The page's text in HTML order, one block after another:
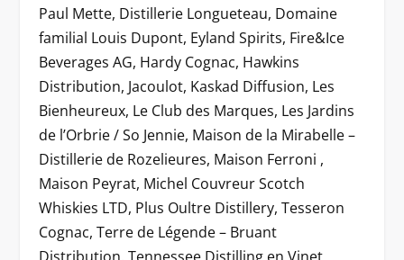
Paul Mette, Distillerie Longueteau, Domaine
familial Louis Dupont, Eyland Spirits, Fire&Ice
Beverages AG, Hardy Cognac, Hawkins
Distribution, Jacoulot, Kaskad Diffusion, Les
Bienheureux, Le Club des Marques, Les Jardins
de l’Orbrie / So Jennie, Maison de la Mirabelle –
Distillerie de Rozelieures, Maison Ferroni ,
Maison Peyrat, Michel Couvreur Scotch
Whiskies LTD, Plus Oultre Distillery, Tesseron
Cognac, Terre de Légende – Bruant